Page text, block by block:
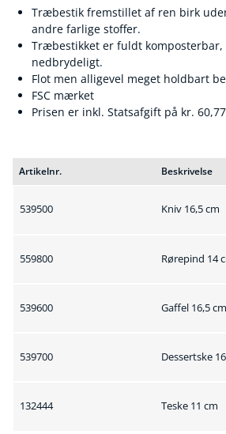
Træbestik fremstillet af ren birk
andre farlige stoffer.
Træbestikket er fuldt komposterbar,
nedbrydeligt.
Flot men alligevel meget holdbart
FSC mærket
Prisen er inkl. Statsafgift på kr.
Artikelnr. Beskrivelse
539500 Kniv 16,5 cm
559800 Rørepind 14
539600 Gaffel 16,5 cm
539700 Dessertske
132444 Teske 11 cm